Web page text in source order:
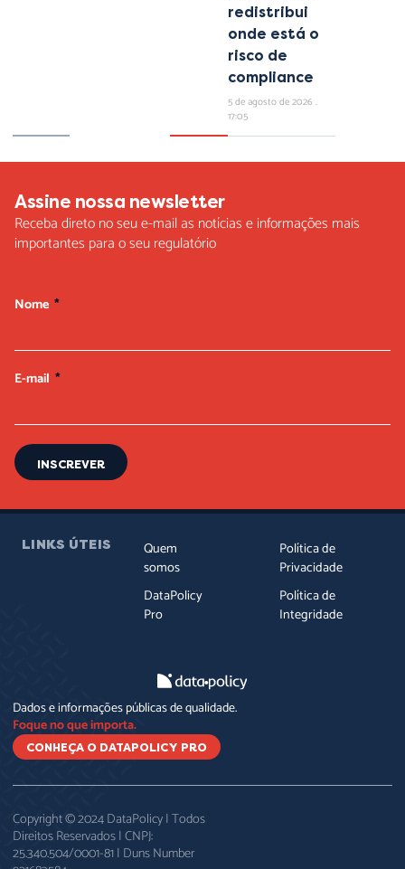
redistribui
onde está o
risco de
compliance
5 de agosto de 2026
17:05
Assine nossa newsletter
Receba direto no seu e-mail as notícias e informações mais
importantes para o seu regulatório
Nome
E-mail
INSCREVER
LINKS ÚTEIS
Quem
somos
DataPolicy
Pro
Política de
Privacidade
Política de
Integridade
Dados e informações públicas de qualidade.
Foque no que importa.
CONHEÇA O DATAPOLICY PRO
Copyright © 2024 DataPolicy | Todos
Direitos Reservados | CNPJ:
25.340.504/0001-81 | Duns Number